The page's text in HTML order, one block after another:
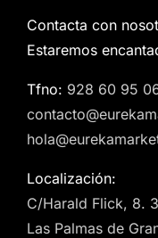
Contacta con
Estaremos
Tfno: 928 60 95
Localización:
C/Harald Flick, 8.
Las Palmas de